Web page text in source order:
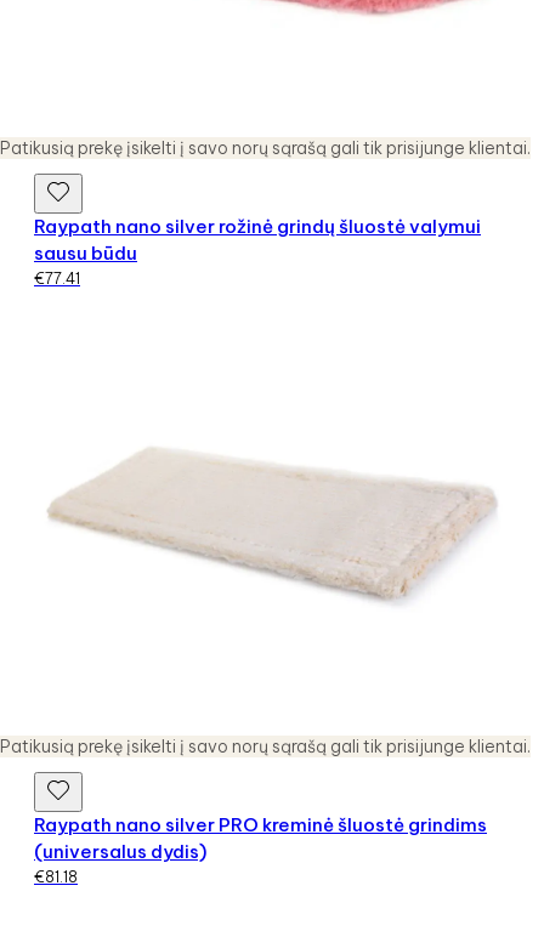
Patikusią prekę įsikelti į savo norų sąrašą gali tik prisijunge klientai.
Patikusią prekę įsikelti į savo norų sąrašą gali tik prisijunge klientai.
Raypath nano silver rožinė grindų šluostė valymui
sausu būdu
€77.41
Raypath nano silver PRO kreminė šluostė grindims
(universalus dydis)
€81.18